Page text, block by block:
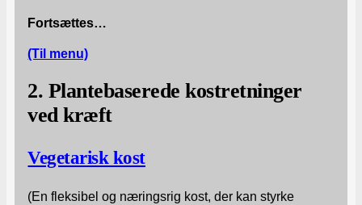
Fortsættes…
(Til menu)
2. Plantebaserede kostretninger
ved kræft
Vegetarisk kost
(En fleksibel og næringsrig kost, der kan styrke